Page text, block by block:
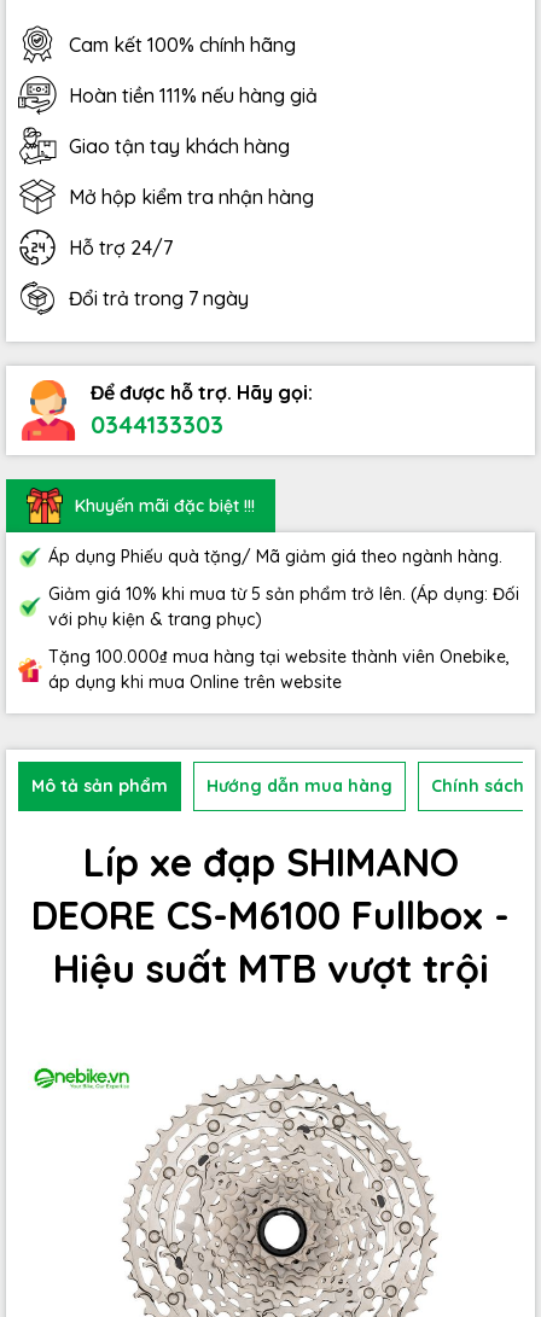
Cam kết 100% chính hãng
Hoàn tiền 111% nếu hàng giả
Giao tận tay khách hàng
Mở hộp kiểm tra nhận hàng
Hỗ trợ 24/7
Đổi trả trong 7 ngày
Để được hỗ trợ. Hãy gọi:
0344133303
Khuyến mãi đặc biệt !!!
Áp dụng Phiếu quà tặng/ Mã giảm giá theo ngành hàng.
Giảm giá 10% khi mua từ 5 sản phẩm trở lên. (Áp dụng: Đối
với phụ kiện & trang phục)
Tặng 100.000₫ mua hàng tại website thành viên Onebike,
áp dụng khi mua Online trên website
Mô tả sản phẩm Hướng dẫn mua hàng Chính sách
Líp xe đạp SHIMANO
DEORE CS-M6100 Fullbox -
Hiệu suất MTB vượt trội